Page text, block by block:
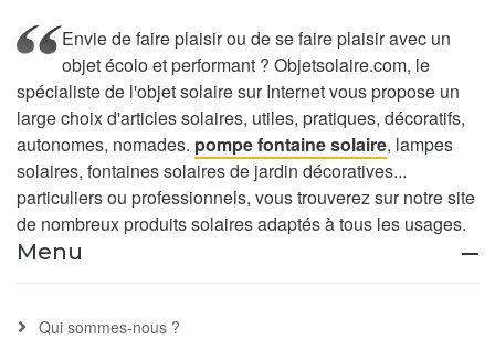
Envie de faire plaisir ou de se faire plaisir avec un
objet écolo et performant ? Objetsolaire.com, le
spécialiste de l'objet solaire sur Internet vous propose un
large choix d'articles solaires, utiles, pratiques, décoratifs,
autonomes, nomades. pompe fontaine solaire, lampes
solaires, fontaines solaires de jardin décoratives...
particuliers ou professionnels, vous trouverez sur notre site
de nombreux produits solaires adaptés à tous les usages.
Menu
Qui sommes-nous ?